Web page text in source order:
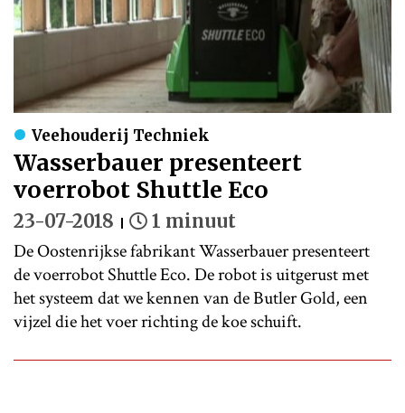
Veehouderij Techniek
Wasserbauer presenteert
voerrobot Shuttle Eco
23-07-2018 1 minuut
De Oostenrijkse fabrikant Wasserbauer presenteert
de voerrobot Shuttle Eco. De robot is uitgerust met
het systeem dat we kennen van de Butler Gold, een
vijzel die het voer richting de koe schuift.